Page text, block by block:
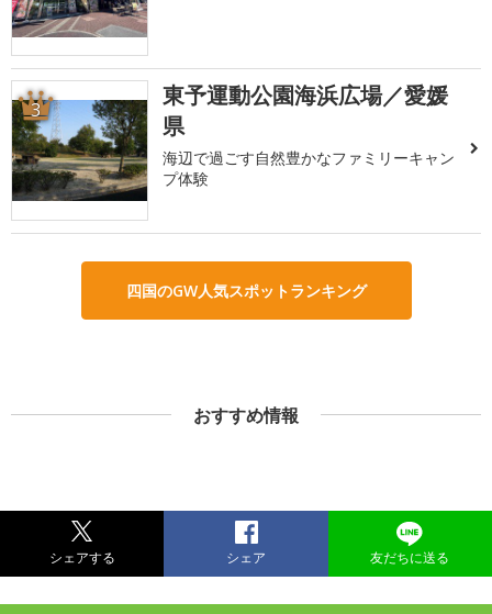
3
東予運動公園海浜広場／愛媛
県
海辺で過ごす自然豊かなファミリーキャン
プ体験
四国のGW人気スポットランキング
おすすめ情報
シェアする シェア 友だちに送る